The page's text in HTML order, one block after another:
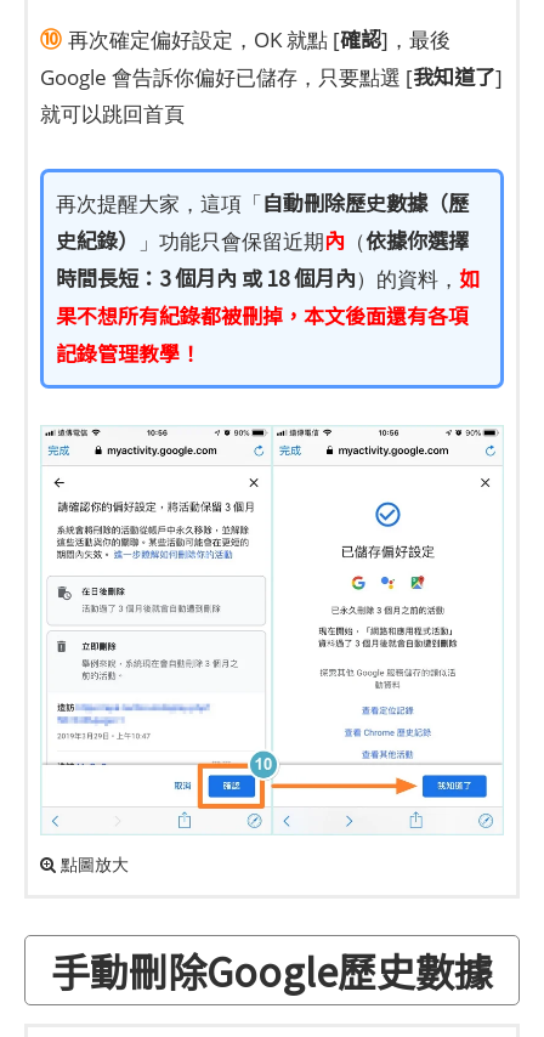
⑩ 再次確定偏好設定，OK 就點 [確認]，最後
Google 會告訴你偏好已儲存，只要點選 [我知道了]
就可以跳回首頁
再次提醒大家，這項「自動刪除歷史數據（歷
史紀錄）
」功能只會保留近期內 （依據你選擇
時間長短：3 個月內 或 18 個月內）的資料， 如
果不想所有紀錄都被刪掉，本文後面還有各項
記錄管理教學！
點圖放大
手動刪除Google歷史數據